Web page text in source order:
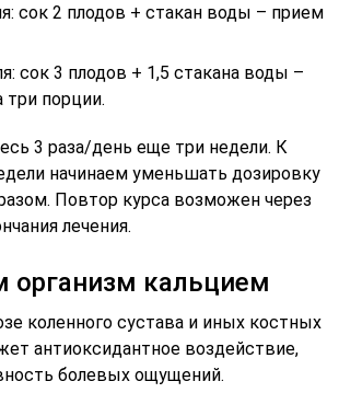
сок 2 плодов + стакан воды – прием
сок 3 плодов + 1,5 стакана воды –
три порции.
3 раза/день еще три недели. К
начинаем уменьшать дозировку
Повтор курса возможен через
лечения.
организм кальцием
коленного сустава и иных костных
антиоксидантное воздействие,
болевых ощущений.